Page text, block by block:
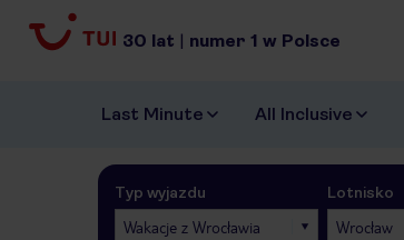
30 lat | numer 1 w Polsce
Last Minute All Inclusive
Typ wyjazdu
Wakacje z Wrocławia
Lotnisko
Wrocław